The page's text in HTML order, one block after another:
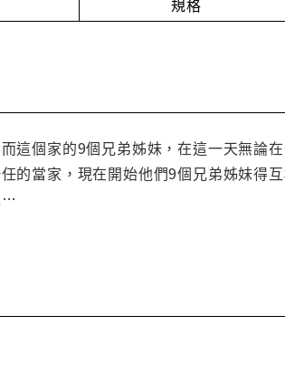
規格
這個家的9個兄弟姊妹，在這一天無論
的當家，現在開始他們9個兄弟姊妹得
…